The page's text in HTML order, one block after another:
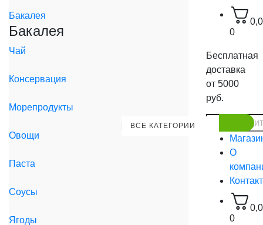
Бакалея
Бакалея
Чай
Консервация
Морепродукты
Овощи
Паста
Соусы
Ягоды
0
Бесплатная
доставка
от 5000
руб.
ВСЕ КАТЕГОРИИ
О
0